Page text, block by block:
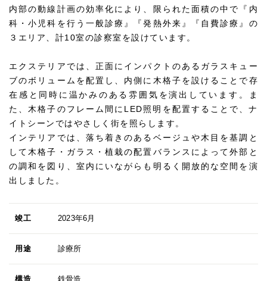
内部の動線計画の効率化により、限られた面積の中で『内
科・小児科を行う一般診療』『発熱外来』『自費診療』の
３エリア、計10室の診察室を設けています。
エクステリアでは、正面にインパクトのあるガラスキュー
ブのボリュームを配置し、内側に木格子を設けることで存
在感と同時に温かみのある雰囲気を演出しています。ま
た、木格子のフレーム間にLED照明を配置することで、ナ
イトシーンではやさしく街を照らします。
インテリアでは、落ち着きのあるベージュや木目を基調と
して木格子・ガラス・植栽の配置バランスによって外部と
の調和を図り、室内にいながらも明るく開放的な空間を演
出しました。
竣工 2023年6月
用途 診療所
構造 鉄骨造